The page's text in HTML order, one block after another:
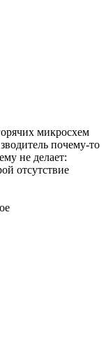
микросхем
почему-то
не делает:
отсутствие